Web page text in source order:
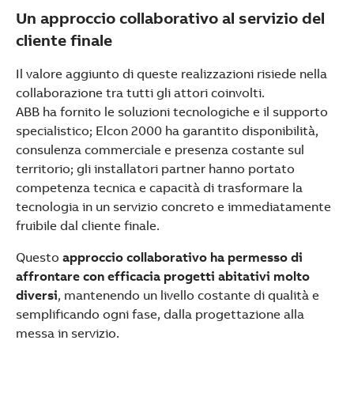
Un approccio collaborativo al servizio del
cliente finale
Il valore aggiunto di queste realizzazioni risiede nella
collaborazione tra tutti gli attori coinvolti.
ABB ha fornito le soluzioni tecnologiche e il supporto
specialistico; Elcon 2000 ha garantito disponibilità,
consulenza commerciale e presenza costante sul
territorio; gli installatori partner hanno portato
competenza tecnica e capacità di trasformare la
tecnologia in un servizio concreto e immediatamente
fruibile dal cliente finale.
Questo approccio collaborativo ha permesso di
affrontare con efficacia progetti abitativi molto
diversi, mantenendo un livello costante di qualità e
semplificando ogni fase, dalla progettazione alla
messa in servizio.